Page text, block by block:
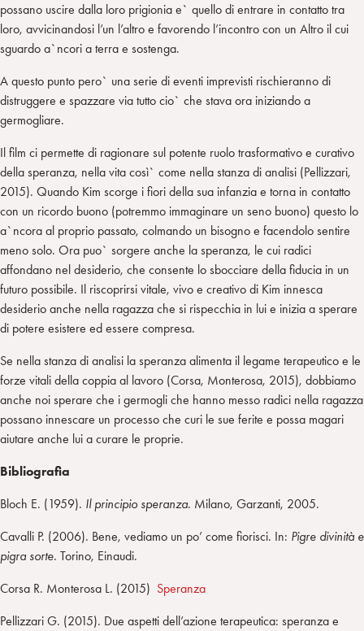
possano uscire dalla loro prigionia e` quello di entrare in contatto tra
loro, avvicinandosi l’un l’altro e favorendo l’incontro con un Altro il cui
sguardo a`ncori a terra e sostenga.
A questo punto pero` una serie di eventi imprevisti rischieranno di
distruggere e spazzare via tutto cio` che stava ora iniziando a
germogliare.
Il film ci permette di ragionare sul potente ruolo trasformativo e curativo
della speranza, nella vita così` come nella stanza di analisi (Pellizzari,
2015). Quando Kim scorge i fiori della sua infanzia e torna in contatto
con un ricordo buono (potremmo immaginare un seno buono) questo lo
a`ncora al proprio passato, colmando un bisogno e facendolo sentire
meno solo. Ora puo` sorgere anche la speranza, le cui radici
affondano nel desiderio, che consente lo sbocciare della fiducia in un
futuro possibile. Il riscoprirsi vitale, vivo e creativo di Kim innesca
desiderio anche nella ragazza che si rispecchia in lui e inizia a sperare
di potere esistere ed essere compresa.
Se nella stanza di analisi la speranza alimenta il legame terapeutico e le
forze vitali della coppia al lavoro (Corsa, Monterosa, 2015), dobbiamo
anche noi sperare che i germogli che hanno messo radici nella ragazza
possano innescare un processo che curi le sue ferite e possa magari
aiutare anche lui a curare le proprie.
Bibliografia
Bloch E. (1959). Il principio speranza. Milano, Garzanti, 2005.
Cavalli P. (2006). Bene, vediamo un po’ come fiorisci. In: Pigre divinità e
pigra sorte. Torino, Einaudi.
Corsa R. Monterosa L. (2015) Speranza
Pellizzari G. (2015). Due aspetti dell’azione terapeutica: speranza e